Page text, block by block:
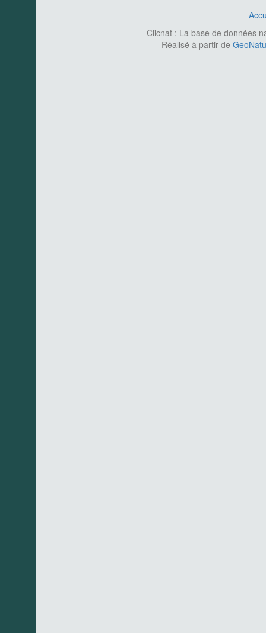
Clicnat : La base de données
Réalisé à partir de